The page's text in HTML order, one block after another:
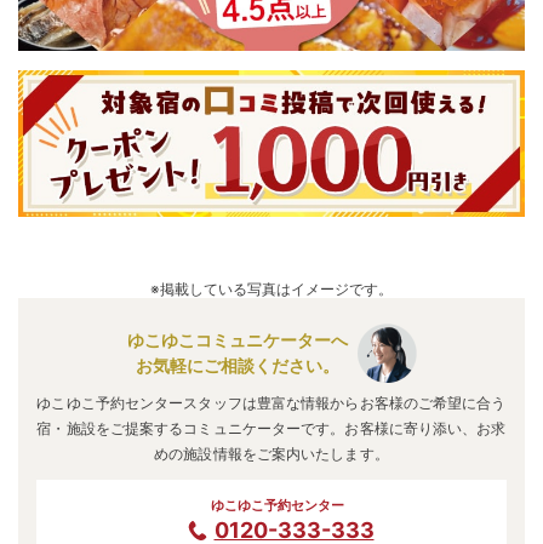
※掲載している写真はイメージです。
ゆこゆこコミュニケーターへ
お気軽にご相談ください。
ゆこゆこ予約センタースタッフは豊富な情報からお客様のご希望に合う
宿・施設をご提案するコミュニケーターです。お客様に寄り添い、お求
めの施設情報をご案内いたします。
ゆこゆこ予約センター
0120-333-333